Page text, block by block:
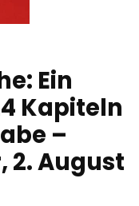
Ein
Kapiteln
–
2. August